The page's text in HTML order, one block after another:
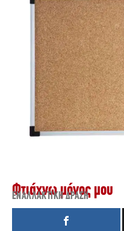
Φτιάχνω μόνος μου
ΕΝΑΛΛΑΚΤΙΚΉ ΔΡΆΣΗ